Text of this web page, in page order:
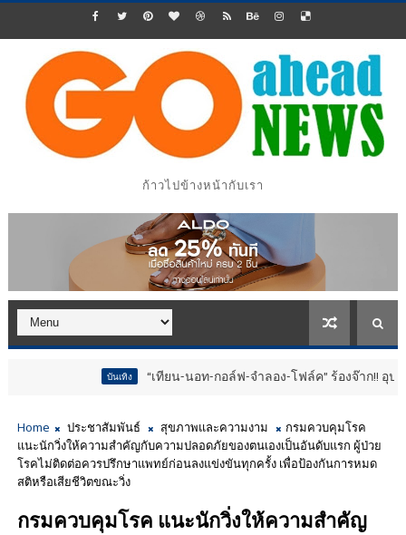
ก้าวไปข้างหน้ากับเรา
“เทียน-นอท-กอล์ฟ-จำลอง-โฟล์ค” ร้องจ๊าก!! อุปกรณ์ม่วน
Home ประชาสัมพันธ์ สุขภาพและความงาม
กรมควบคุมโรค
แนะนักวิ่งให้ความสำคัญกับความปลอดภัยของตนเองเป็นอันดับแรก ผู้ป่วย
โรคไม่ติดต่อควรปรึกษาแพทย์ก่อนลงแข่งขันทุกครั้ง เพื่อป้องกันการหมด
สติหรือเสียชีวิตขณะวิ่ง
กรมควบคุมโรค แนะนักวิ่งให้ความสำคัญ